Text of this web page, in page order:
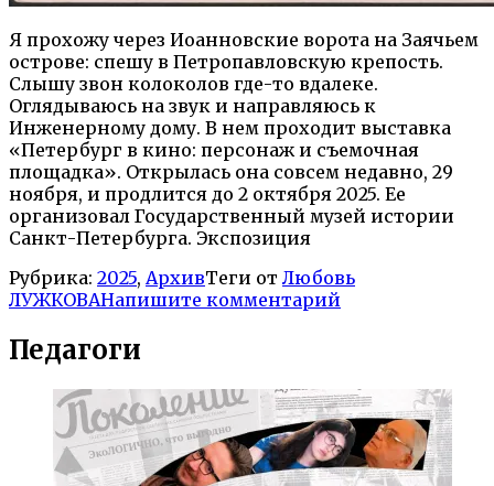
Я прохожу через Иоанновские ворота на Заячьем
острове: спешу в Петропавловскую крепость.
Слышу звон колоколов где-то вдалеке.
Оглядываюсь на звук и направляюсь к
Инженерному дому. В нем проходит выставка
«Петербург в кино: персонаж и съемочная
площадка». Открылась она совсем недавно, 29
ноября, и продлится до 2 октября 2025. Ее
организовал Государственный музей истории
Санкт-Петербурга. Экспозиция
Рубрика: 2025, АрхивТеги от Любовь
ЛУЖКОВАНапишите комментарий
Педагоги